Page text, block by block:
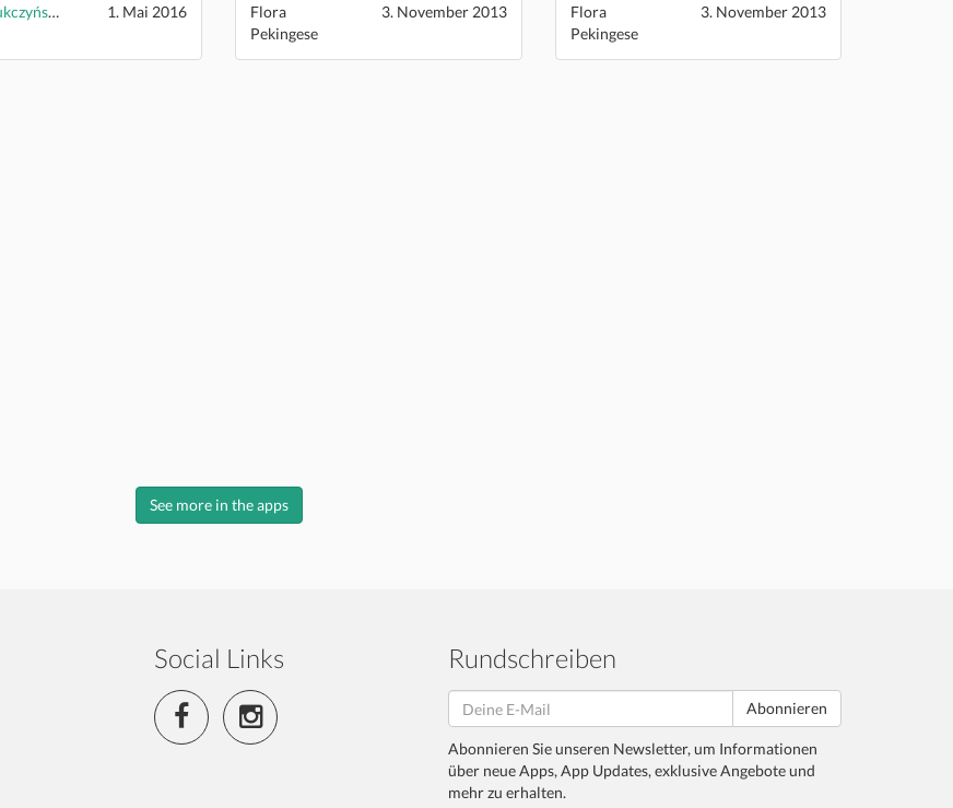
Jagoda_Bukczyńska
1. Mai 2016
Flora
3. November 2013
Pekingese
Flora
3. November 2013
Pekingese
See more in the apps
Social Links Rundschreiben
Abonnieren
Abonnieren Sie unseren Newsletter, um Informationen
über neue Apps, App Updates, exklusive Angebote und
mehr zu erhalten.